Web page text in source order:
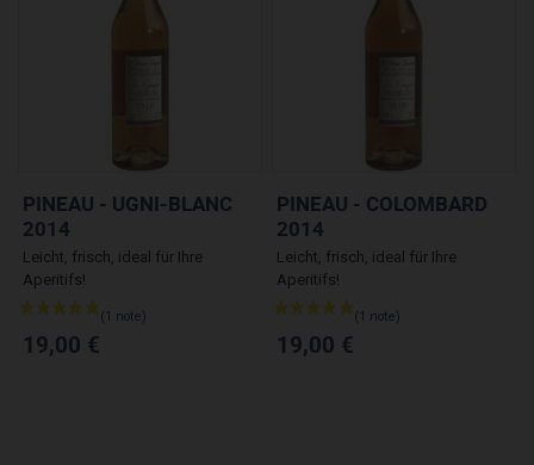
PINEAU - UGNI-BLANC
2014
Leicht, frisch, ideal für Ihre
Aperitifs!
19,00 €
PINEAU - COLOMBARD
2014
Leicht, frisch, ideal für Ihre
Aperitifs!
19,00 €